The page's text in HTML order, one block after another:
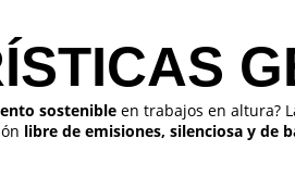
sostenible en trabajos en altura?
libre de emisiones, silenciosa y de